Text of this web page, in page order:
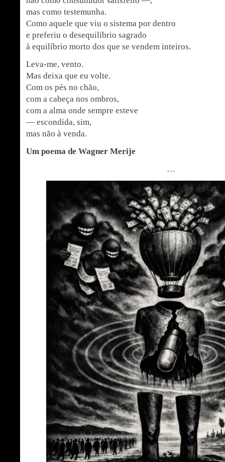
mas como testemunha.
Como aquele que viu o sistema por dentro
e preferiu o desequilíbrio sagrado
à equilíbrio morto dos que se vendem inteiros.
Leva-me, vento.
Mas deixa que eu volte.
Com os pés no chão,
com a cabeça nos ombros,
com a alma onde sempre esteve
— escondida, sim,
mas não à venda.
Um poema de Wagner Merije
…